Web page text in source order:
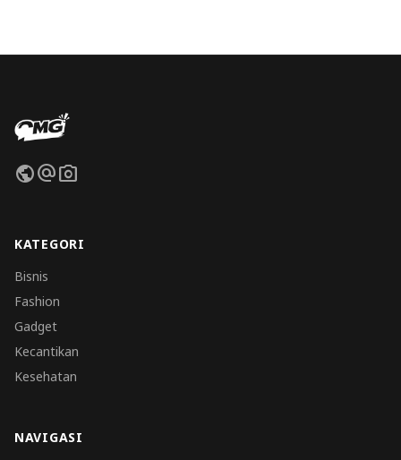
publicalternate_emailphoto_camera
KATEGORI
Bisnis
Fashion
Gadget
Kecantikan
Kesehatan
NAVIGASI